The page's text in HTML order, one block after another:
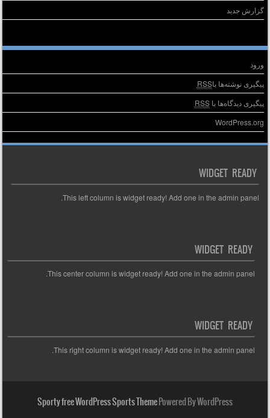
گزارش جدید
ورود
پیگیری نوشته‌ها باRSS
پیگیری دیدگاه‌ها باRSS
WordPress.org
WIDGET READY
This left column is widget ready! Add one in the admin panel.
WIDGET READY
This center column is widget ready! Add one in the admin panel.
WIDGET READY
This right column is widget ready! Add one in the admin panel.
Sporty free WordPress Sports ThemePowered By WordPress